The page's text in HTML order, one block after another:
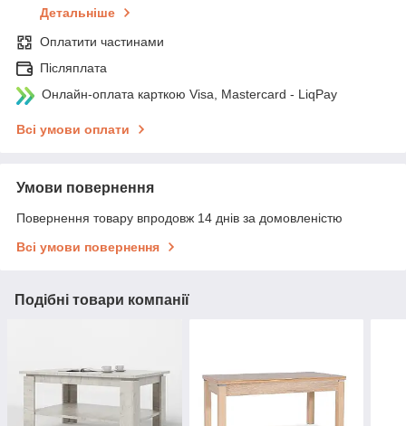
Детальніше
Оплатити частинами
Післяплата
Онлайн-оплата карткою Visa, Mastercard - LiqPay
Всі умови оплати
Умови повернення
Повернення товару впродовж 14 днів за домовленістю
Всі умови повернення
Подібні товари компанії